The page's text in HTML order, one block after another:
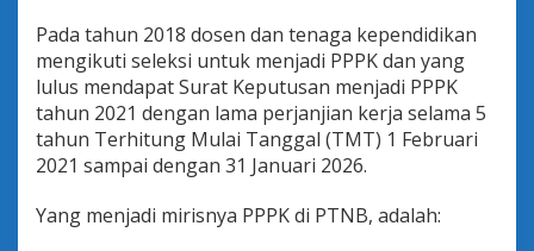
Pada tahun 2018 dosen dan tenaga kependidikan
mengikuti seleksi untuk menjadi PPPK dan yang
lulus mendapat Surat Keputusan menjadi PPPK
tahun 2021 dengan lama perjanjian kerja selama 5
tahun Terhitung Mulai Tanggal (TMT) 1 Februari
2021 sampai dengan 31 Januari 2026.
Yang menjadi mirisnya PPPK di PTNB, adalah: